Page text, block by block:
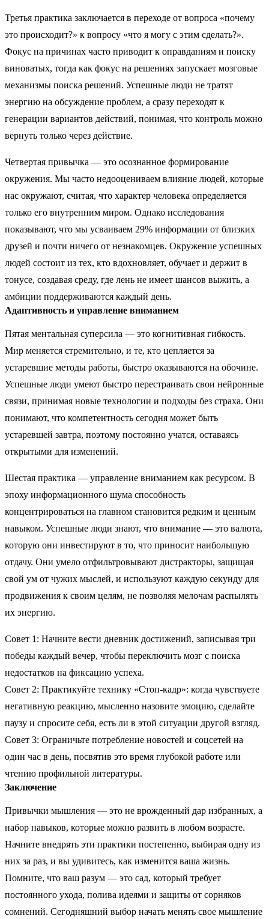
Третья практика заключается в переходе от вопроса «почему
это происходит?» к вопросу «что я могу с этим сделать?».
Фокус на причинах часто приводит к оправданиям и поиску
виноватых, тогда как фокус на решениях запускает мозговые
механизмы поиска решений. Успешные люди не тратят
энергию на обсуждение проблем, а сразу переходят к
генерации вариантов действий, понимая, что контроль можно
вернуть только через действие.
Четвертая привычка — это осознанное формирование
окружения. Мы часто недооцениваем влияние людей, которые
нас окружают, считая, что характер человека определяется
только его внутренним миром. Однако исследования
показывают, что мы усваиваем 29% информации от близких
друзей и почти ничего от незнакомцев. Окружение успешных
людей состоит из тех, кто вдохновляет, обучает и держит в
тонусе, создавая среду, где лень не имеет шансов выжить, а
амбиции поддерживаются каждый день.
Адаптивность и управление вниманием
Пятая ментальная суперсила — это когнитивная гибкость.
Мир меняется стремительно, и те, кто цепляется за
устаревшие методы работы, быстро оказываются на обочине.
Успешные люди умеют быстро перестраивать свои нейронные
связи, принимая новые технологии и подходы без страха. Они
понимают, что компетентность сегодня может быть
устаревшей завтра, поэтому постоянно учатся, оставаясь
открытыми для изменений.
Шестая практика — управление вниманием как ресурсом. В
эпоху информационного шума способность
концентрироваться на главном становится редким и ценным
навыком. Успешные люди знают, что внимание — это валюта,
которую они инвестируют в то, что приносит наибольшую
отдачу. Они умело отфильтровывают дистракторы, защищая
свой ум от чужих мыслей, и используют каждую секунду для
продвижения к своим целям, не позволяя мелочам распылять
их энергию.
Совет 1: Начните вести дневник достижений, записывая три
победы каждый вечер, чтобы переключить мозг с поиска
недостатков на фиксацию успеха.
Совет 2: Практикуйте технику «Стоп-кадр»: когда чувствуете
негативную реакцию, мысленно назовите эмоцию, сделайте
паузу и спросите себя, есть ли в этой ситуации другой взгляд.
Совет 3: Ограничьте потребление новостей и соцсетей на
один час в день, посвятив это время глубокой работе или
чтению профильной литературы.
Заключение
Привычки мышления — это не врожденный дар избранных, а
набор навыков, которые можно развить в любом возрасте.
Начните внедрять эти практики постепенно, выбирая одну из
них за раз, и вы удивитесь, как изменится ваша жизнь.
Помните, что ваш разум — это сад, который требует
постоянного ухода, полива идеями и защиты от сорняков
сомнений. Сегодняшний выбор начать менять свое мышление